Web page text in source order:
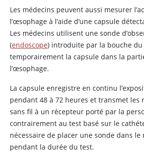
Les médecins peuvent aussi mesurer
l’œsophage à l’aide d’une capsule
Les médecins utilisent une sonde
(endoscope) introduite par la bouche
temporairement la capsule dans la
l’œsophage.
La capsule enregistre en continu
pendant 48 à 72 heures et transmet les
sans fil à un récepteur porté par la
contrairement au test basé sur le
nécessaire de placer une sonde dans
pendant la durée du test.